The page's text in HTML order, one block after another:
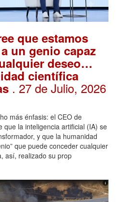
que estamos
un genio capaz
deseo…
científica
. 27 de Julio, 2026
más énfasis: el CEO de
que la inteligencia artificial (IA) se
y que la humanidad
que puede conceder cualquier
así, realizado su prop